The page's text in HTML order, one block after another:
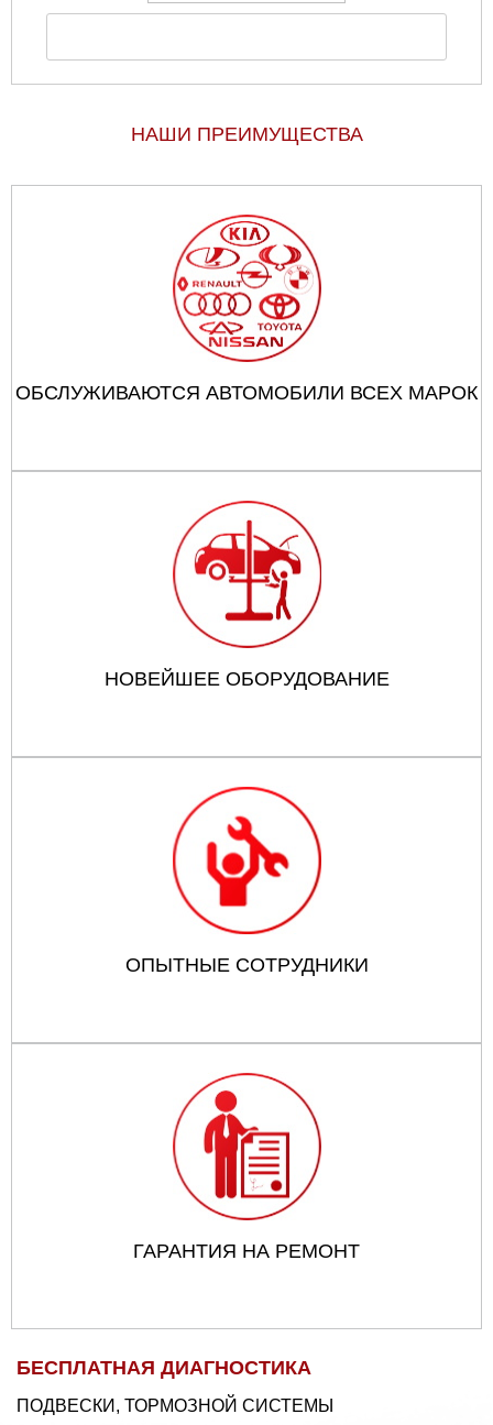
НАШИ ПРЕИМУЩЕСТВА
ОБСЛУЖИВАЮТСЯ АВТОМОБИЛИ ВСЕХ МАРОК
НОВЕЙШЕЕ ОБОРУДОВАНИЕ
ОПЫТНЫЕ СОТРУДНИКИ
ГАРАНТИЯ НА РЕМОНТ
БЕСПЛАТНАЯ ДИАГНОСТИКА
ПОДВЕСКИ, ТОРМОЗНОЙ СИСТЕМЫ